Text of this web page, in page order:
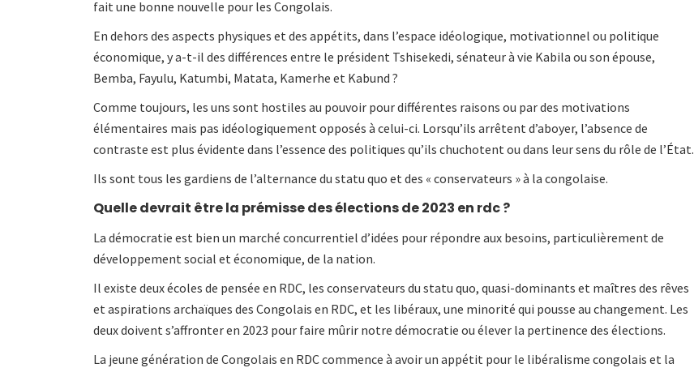
fait une bonne nouvelle pour les Congolais.
En dehors des aspects physiques et des appétits, dans l’espace idéologique, motivationnel ou politique
économique, y a-t-il des différences entre le président Tshisekedi, sénateur à vie Kabila ou son épouse,
Bemba, Fayulu, Katumbi, Matata, Kamerhe et Kabund ?
Comme toujours, les uns sont hostiles au pouvoir pour différentes raisons ou par des motivations
élémentaires mais pas idéologiquement opposés à celui-ci. Lorsqu’ils arrêtent d’aboyer, l’absence de
contraste est plus évidente dans l’essence des politiques qu’ils chuchotent ou dans leur sens du rôle de l’État.
Ils sont tous les gardiens de l’alternance du statu quo et des « conservateurs » à la congolaise.
Quelle devrait être la prémisse des élections de 2023 en rdc ?
La démocratie est bien un marché concurrentiel d’idées pour répondre aux besoins, particulièrement de
développement social et économique, de la nation.
Il existe deux écoles de pensée en RDC, les conservateurs du statu quo, quasi-dominants et maîtres des rêves
et aspirations archaïques des Congolais en RDC, et les libéraux, une minorité qui pousse au changement. Les
deux doivent s’affronter en 2023 pour faire mûrir notre démocratie ou élever la pertinence des élections.
La jeune génération de Congolais en RDC commence à avoir un appétit pour le libéralisme congolais et la